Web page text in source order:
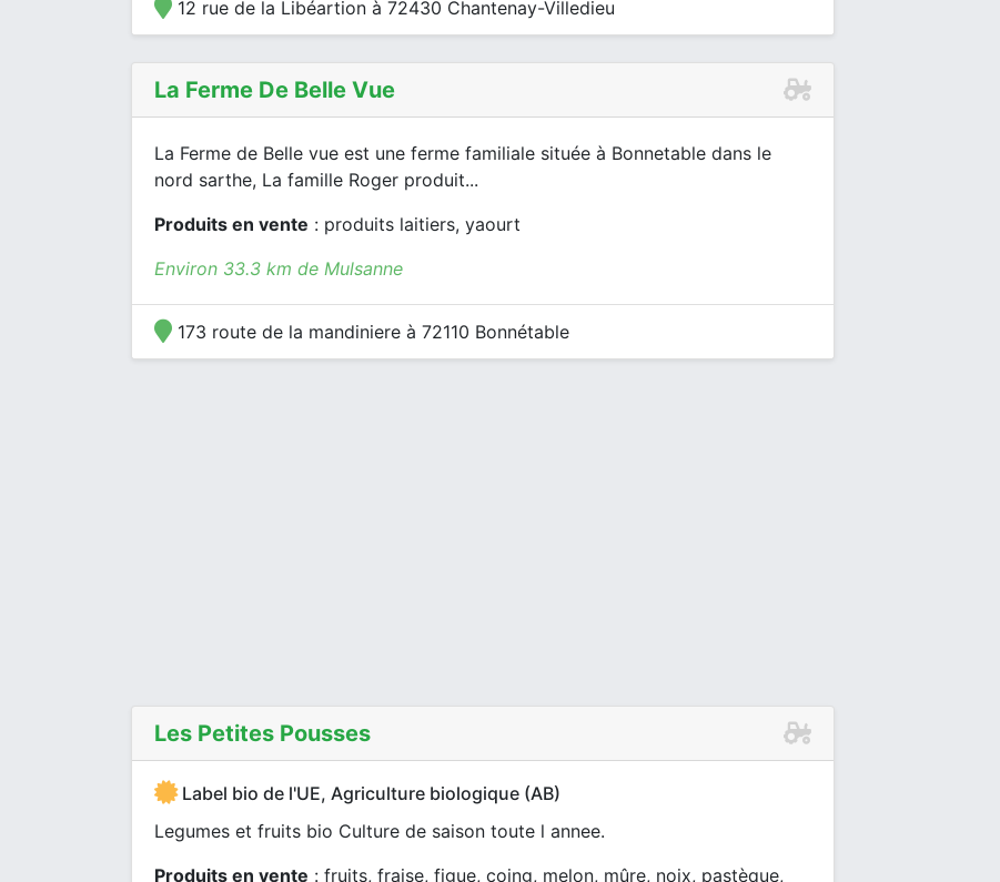
12 rue de la Libéartion à 72430 Chantenay-Villedieu
La Ferme De Belle Vue
La Ferme de Belle vue est une ferme familiale située à Bonnetable dans le
nord sarthe, La famille Roger produit...
Produits en vente : produits laitiers, yaourt
Environ 33.3 km de Mulsanne
173 route de la mandiniere à 72110 Bonnétable
Les Petites Pousses
Label bio de l'UE, Agriculture biologique (AB)
Legumes et fruits bio Culture de saison toute l annee.
Produits en vente : fruits, fraise, figue, coing, melon, mûre, noix, pastèque,